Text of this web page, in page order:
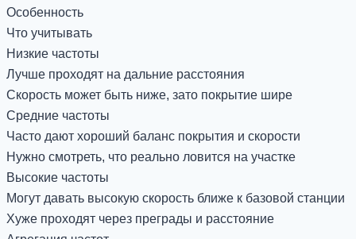
Особенность
Что учитывать
Низкие частоты
Лучше проходят на дальние расстояния
Скорость может быть ниже, зато покрытие шире
Средние частоты
Часто дают хороший баланс покрытия и скорости
Нужно смотреть, что реально ловится на участке
Высокие частоты
Могут давать высокую скорость ближе к базовой станции
Хуже проходят через преграды и расстояние